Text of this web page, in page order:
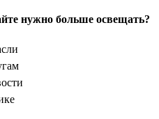
нужно больше освещать?